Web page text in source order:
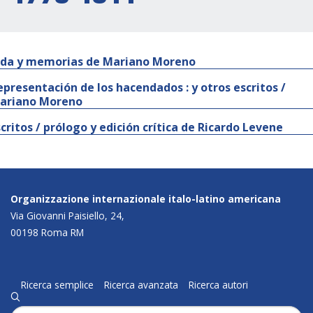
y memorias de Mariano Moreno
de los hacendados : y otros escritos /
Moreno
/ prólogo y edición crítica de Ricardo Levene
Organizzazione internazionale italo-latino americana
Via Giovanni Paisiello, 24,
00198 Roma RM
Ricerca semplice Ricerca avanzata Ricerca autori
q